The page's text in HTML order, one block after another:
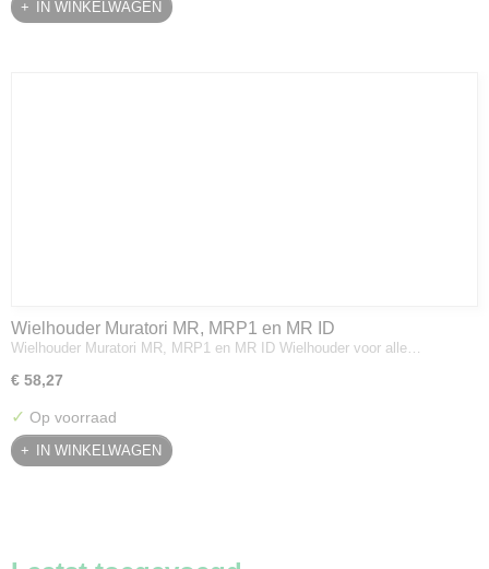
IN WINKELWAGEN
Wielhouder Muratori MR, MRP1 en MR ID
Wielhouder Muratori MR, MRP1 en MR ID Wielhouder voor alle…
€ 58,27
✓ Op voorraad
IN WINKELWAGEN